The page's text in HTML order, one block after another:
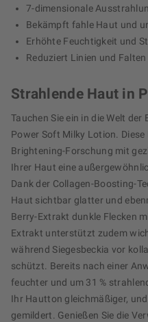
7-dimensionale
Bekämpft fahle Haut und
Erhöhte Feuchtigkeit und
Reduziert Linien und Falten
Strahlende Haut in
Tauchen Sie ein in die Welt
Power Soft Milky Lotion.
Brightening-Forschung mit
Ihrer Haut eine
Dank der Collagen-Boosting-
Haut sichtbar glatter und
Berry-Extrakt dunkle Flecken
Extrakt unterstützt zudem
während Siegesbeckia vor
schützt. Bereits nach einer
feuchter und um 31 %
Ihr Hautton gleichmäßiger,
gemildert. Genießen Sie die